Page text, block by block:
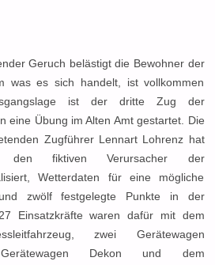
Geruch belästigt die Bewohner der
was es sich handelt, ist vollkommen
ist der dritte Zug der
eine Übung im Alten Amt gestartet. Die
Zugführer Lennart Lohrenz hat
fiktiven Verursacher der
Wetterdaten für eine mögliche
zwölf festgelegte Punkte in der
Einsatzkräfte waren dafür mit dem
zwei Gerätewagen
Dekon und dem